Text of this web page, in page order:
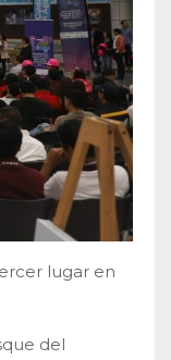
lugar en
del